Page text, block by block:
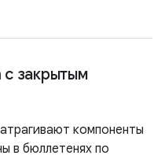
закрытым
компоненты
в бюллетенях по